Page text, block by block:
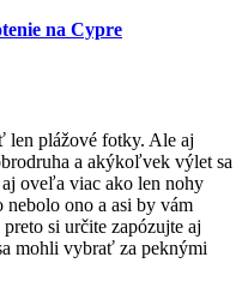
na Cypre
len plážové fotky. Ale aj
a akýkoľvek výlet sa
oveľa viac ako len nohy
nebolo ono a asi by vám
si určite zapózujte aj
mohli vybrať za peknými